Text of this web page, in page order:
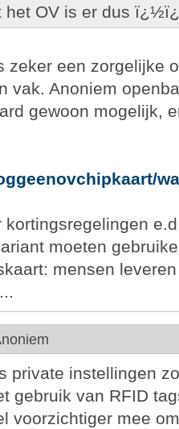
het OV is er dus
zeker een zorgelijke
vak. Anoniem
gewoon mogelijk,
moeten
mensen
private instellingen
gebruik van RFID
voorzichtiger mee